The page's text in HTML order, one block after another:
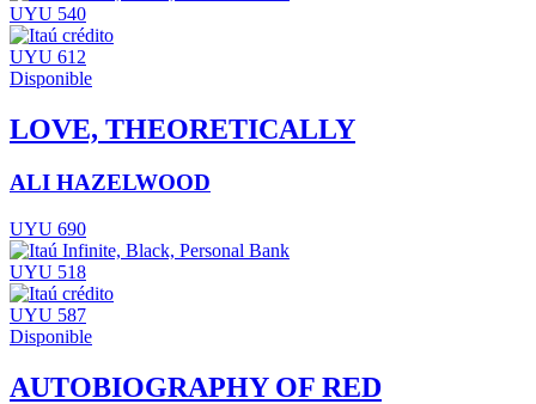
UYU 540
UYU 612
Disponible
LOVE, THEORETICALLY
ALI HAZELWOOD
UYU 690
UYU 518
UYU 587
Disponible
AUTOBIOGRAPHY OF RED